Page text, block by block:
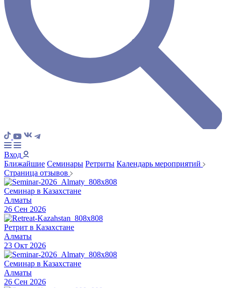
Вход
Ближайшие Семинары Ретриты Календарь мероприятий
Страница отзывов
Семинар в Казахстане
Алматы
26 Сен 2026
Ретрит в Казахстане
Алматы
23 Окт 2026
Семинар в Казахстане
Алматы
26 Сен 2026